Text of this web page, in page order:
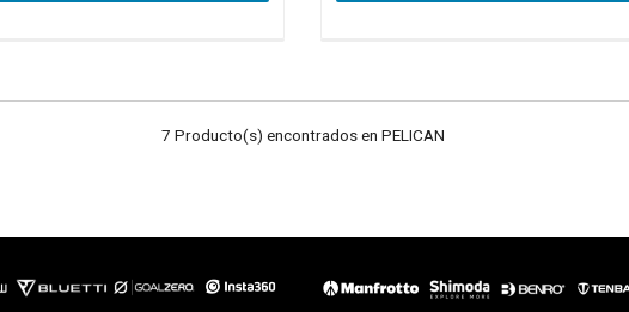
7 Producto(s) encontrados en PELICAN